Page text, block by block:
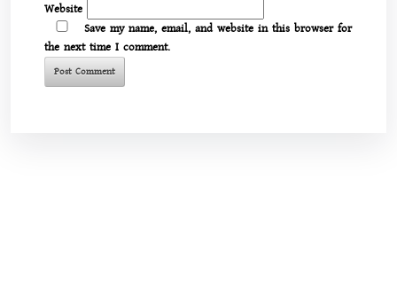
Website
Save my name, email, and website in this browser for
the next time I comment.